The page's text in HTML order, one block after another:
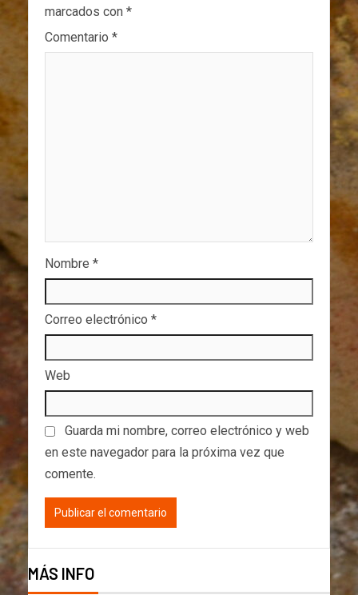
marcados con *
Comentario *
Nombre *
Correo electrónico *
Web
Guarda mi nombre, correo electrónico y web
en este navegador para la próxima vez que
comente.
MÁS INFO